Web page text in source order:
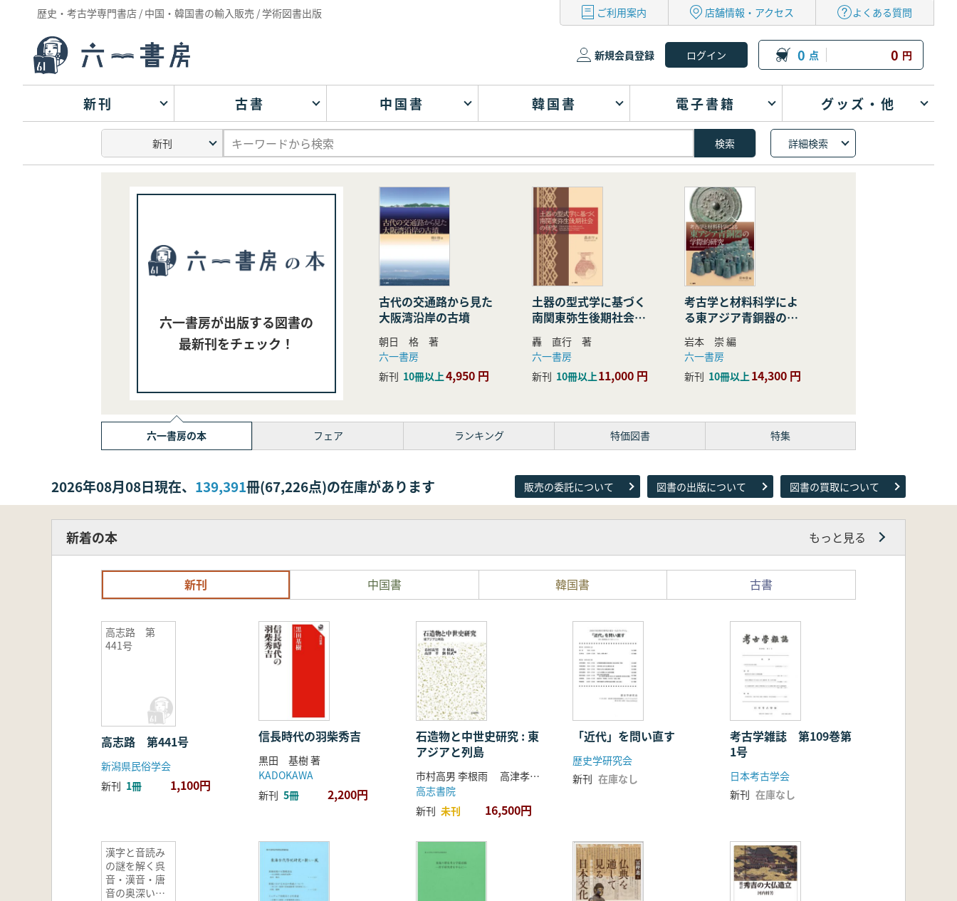
歴史・考古学専門書店 / 中国・韓国書の輸入販売 / 学術図書出版 ご利用案内 店舗情報・アクセス よくある質問
新規会員登録 0 点 0 円
新刊 古書 中国書 韓国書 電子書籍 グッズ・他
詳細検索
六一書房が出版する図書の
最新刊をチェック！
古代の交通路から見た
大阪湾沿岸の古墳
朝日 格 著
六一書房
新刊 10冊以上4,950 円
土器の型式学に基づく
南関東弥生後期社会の
研究
轟 直行 著
六一書房
新刊 10冊以上11,000 円
考古学と材料科学によ
る東アジア青銅器の学
際的研究
岩本 崇 編
六一書房
新刊 10冊以上14,300 円
六一書房の本 フェア ランキング 特価図書 特集
2026年08月08日現在、 139,391冊(67,226点)の在庫があります 販売の委託について 図書の出版について 図書の買取について
新着の本 もっと見る
新刊 中国書 韓国書 古書
高志路 第
441号
高志路 第441号
新潟県民俗学会
新刊 1冊 1,100円
信長時代の羽柴秀吉
黒田 基樹 著
KADOKAWA
新刊 5冊 2,200円
石造物と中世史研究 : 東
アジアと列島
市村高男 李根雨 高津孝 劉恒武 編
高志書院
新刊 未刊 16,500円
「近代」を問い直す
歴史学研究会
新刊 在庫なし
考古学雑誌 第109巻第
1号
日本考古学会
新刊 在庫なし
漢字と音読み
の謎を解く呉
音・漢音・唐
音の奥深い世